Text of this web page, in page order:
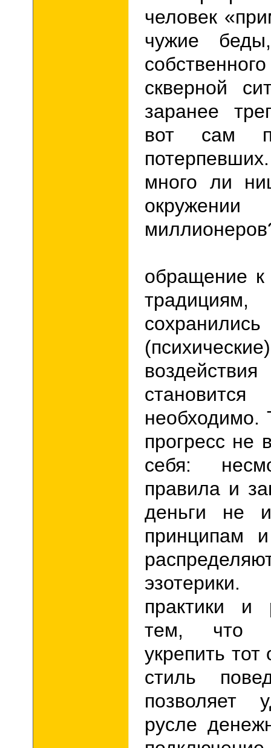
человек
чужие
скверной
заранее
вот сам
много ли
окружении
обращение к
необходимо.
прогресс не
себя:
правила и
деньги не
принципам
практики и
тем, что
укрепить
стиль
позволяет
русле